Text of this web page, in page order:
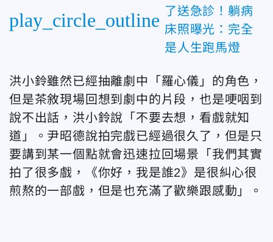
play_circle_outline 了送急診！躺病
床照曝光：完全
是人生跑馬燈
洪小鈴雖然已經抽離劇中「羅心儀」的角色，
但是茶敘現場回想到劇中的片段，也是哽咽到
說不出話，洪小鈴說「不要去想，看戲就知
道」。尹昭德說拍完戲已經過很久了，但是只
要講到某一個點就會迅速拉回場景「我們其實
拍了很多戲，《你好，我是誰2》是很糾心很
煎熬的一部戲，但是也充滿了歡樂跟感動」。